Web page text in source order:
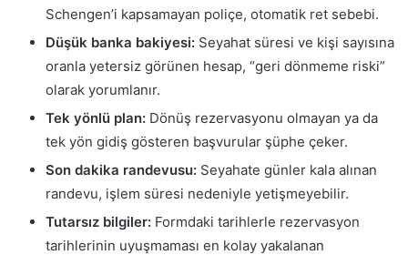
Schengen’i kapsamayan poliçe, otomatik ret sebebi.
Düşük banka bakiyesi: Seyahat süresi ve kişi sayısına
oranla yetersiz görünen hesap, “geri dönmeme riski”
olarak yorumlanır.
Tek yönlü plan: Dönüş rezervasyonu olmayan ya da
tek yön gidiş gösteren başvurular şüphe çeker.
Son dakika randevusu: Seyahate günler kala alınan
randevu, işlem süresi nedeniyle yetişmeyebilir.
Tutarsız bilgiler: Formdaki tarihlerle rezervasyon
tarihlerinin uyuşmaması en kolay yakalanan